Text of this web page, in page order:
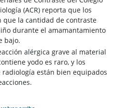
(ACR) reporta que los
que la cantidad de contraste
durante el amamantamiento
bajo.
alérgica grave al material
yodo es raro, y los
están bien equipados